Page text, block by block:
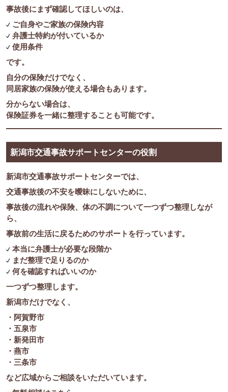
事故後にまず確認してほしいのは、
ご自身やご家族の保険内容
弁護士特約が付いているか
使用条件
です。
自分の保険だけでなく、
同居家族の保険が使える場合もあります。
分からない場合は、
保険証券を一緒に整理することも可能です。
新潟市交通事故サポートセンターの役割
新潟市交通事故サポートセンターでは、
交通事故後の不安を曖昧にしないために、
事故後の流れや保険、体の不調について一つずつ整理しなが
ら、
事故前の生活に戻るためのサポートを行っています。
本当に弁護士が必要な段階か
まだ整理で足りるのか
何を確認すればいいのか
一つずつ整理します。
新潟市だけでなく、
・阿賀野市
・五泉市
・新発田市
・燕市
・三条市
など広域からご相談をいただいています。